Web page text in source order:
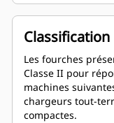
Classification
Les fourches
Classe II pour
machines
chargeurs tout-
compactes.